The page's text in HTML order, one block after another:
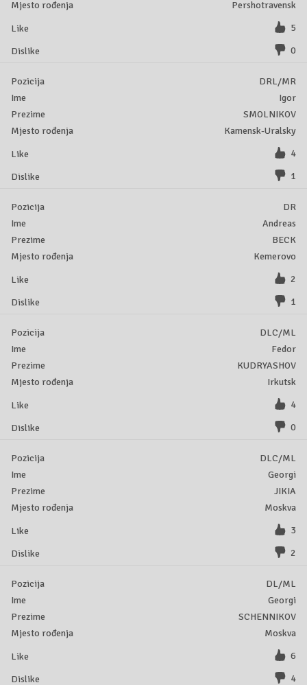
Pershotravensk
5
0
DRL/MR
Igor
SMOLNIKOV
Kamensk-Uralsky
4
1
DR
Andreas
BECK
Kemerovo
2
1
DLC/ML
Fedor
KUDRYASHOV
Irkutsk
4
0
DLC/ML
Georgi
JIKIA
Moskva
3
2
DL/ML
Georgi
SCHENNIKOV
Moskva
6
4